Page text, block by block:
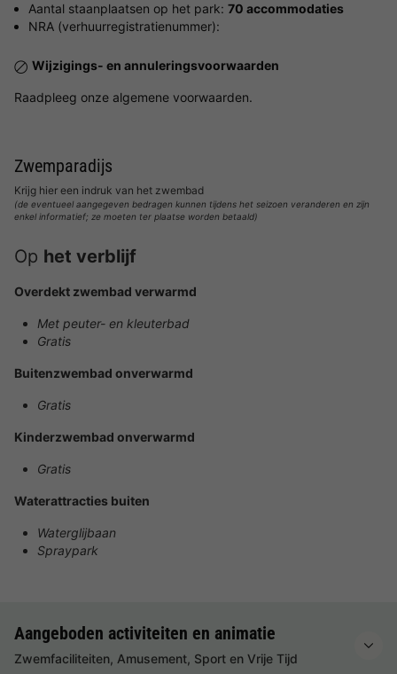
Aantal staanplaatsen op het park: 70 accommodaties
NRA (verhuurregistratienummer):
Wijzigings- en annuleringsvoorwaarden
Raadpleeg onze algemene voorwaarden.
Zwemparadijs
Krijg hier een indruk van het zwembad
(de eventueel aangegeven bedragen kunnen tijdens het seizoen veranderen en zijn
enkel informatief; ze moeten ter plaatse worden betaald)
Op het verblijf
Overdekt zwembad verwarmd
Met peuter- en kleuterbad
Gratis
Buitenzwembad onverwarmd
Gratis
Kinderzwembad onverwarmd
Gratis
Waterattracties buiten
Waterglijbaan
Spraypark
Aangeboden activiteiten en animatie
Zwemfaciliteiten, Amusement, Sport en Vrije Tijd